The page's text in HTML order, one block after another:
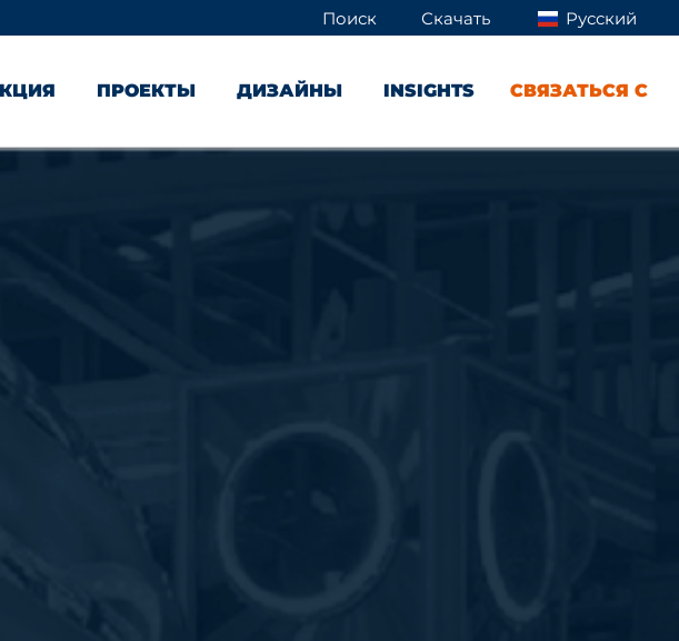
Поиск Скачать Русский
ПРОЕКТЫ ДИЗАЙНЫ INSIGHTS СВЯЗАТЬСЯ С